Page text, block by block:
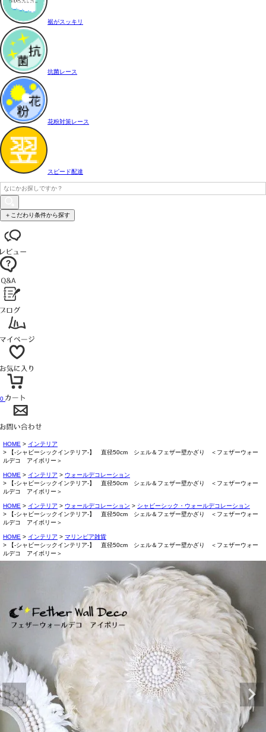
裾がスッキリ
抗菌レース
花粉対策レース
スピード配達
＋こだわり条件から探す
0
HOME
インテリア
【-シャビーシックインテリア-】 直径50cm シェル＆フェザー壁かざり ＜フェザーウォー
ルデコ アイボリー＞
HOME インテリア
ウォールデコレーション
【-シャビーシックインテリア-】 直径50cm シェル＆フェザー壁かざり ＜フェザーウォー
ルデコ アイボリー＞
HOME インテリア ウォールデコレーション
シャビーシック・ウォールデコレーション
【-シャビーシックインテリア-】 直径50cm シェル＆フェザー壁かざり ＜フェザーウォー
ルデコ アイボリー＞
HOME インテリア
マリンピア雑貨
【-シャビーシックインテリア-】 直径50cm シェル＆フェザー壁かざり ＜フェザーウォー
ルデコ アイボリー＞